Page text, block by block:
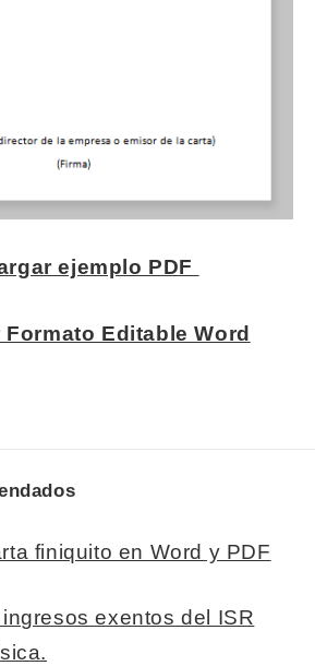
ejemplo PDF
Formato Editable Word
finiquito en Word y PDF
exentos del ISR